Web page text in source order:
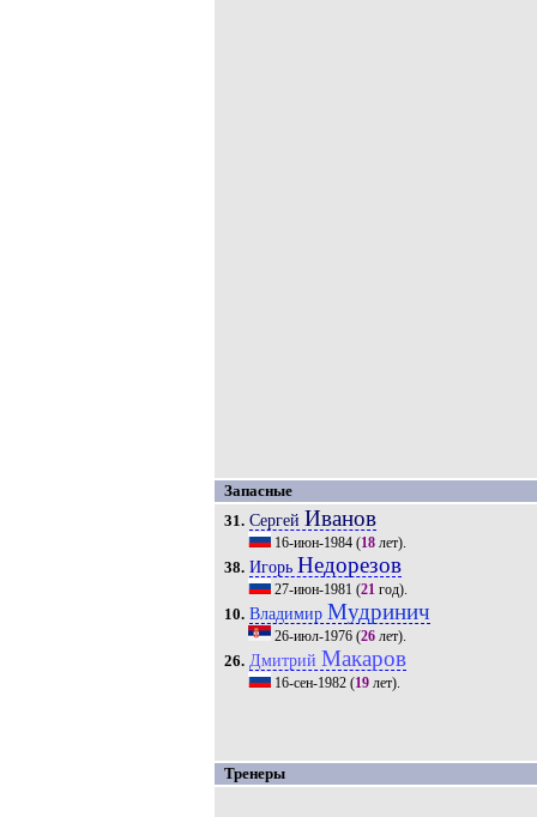
Запасные
31. Сергей Иванов
16-июн-1984(18лет).
38. Игорь Недорезов
27-июн-1981 (21год).
10. Владимир Мудринич
26-июл-1976(26лет).
26. Дмитрий Макаров
16-сен-1982(19лет).
Тренеры